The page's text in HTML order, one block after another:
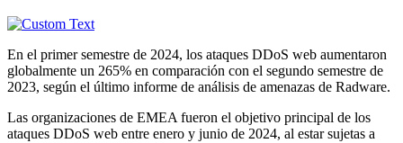
En el primer semestre de 2024, los ataques DDoS web aumentaron
globalmente un 265% en comparación con el segundo semestre de
2023, según el último informe de análisis de amenazas de Radware.
Las organizaciones de EMEA fueron el objetivo principal de los
ataques DDoS web entre enero y junio de 2024, al estar sujetas a